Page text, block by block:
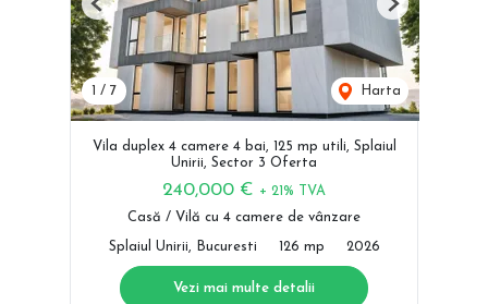
1 / 7 Harta
Previous Next
Vila duplex 4 camere 4 bai, 125 mp utili, Splaiul
Unirii, Sector 3 Oferta
240,000 € + 21% TVA
Casă / Vilă cu 4 camere de vânzare
Splaiul Unirii, Bucuresti 126 mp 2026
Vezi mai multe detalii